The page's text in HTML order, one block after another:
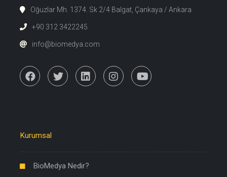
Oğuzlar Mh. 1374. Sk 2/4 Balgat, Çankaya / Ankara
+90 312 3422245
info@biomedya.com
Kurumsal
BioMedya Nedir?